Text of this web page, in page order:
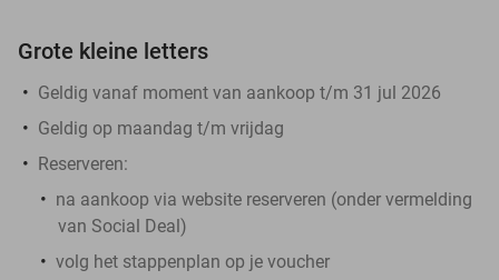
Grote kleine letters
Geldig vanaf moment van aankoop t/m 31 jul 2026
Geldig op maandag t/m vrijdag
Reserveren:
na aankoop via website reserveren (onder vermelding
van Social Deal)
volg het stappenplan op je voucher